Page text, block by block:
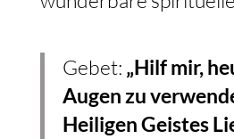
Gebet: „Hilf mir,
Augen zu
Heiligen Geistes